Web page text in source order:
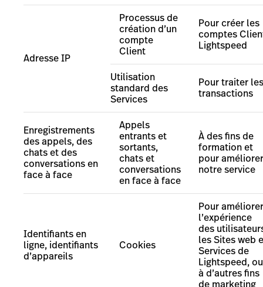
Adresse IP
Processus de
création d’un
compte
Client
Pour créer les
comptes
Lightspeed
Utilisation
standard des
Services
Pour traiter les
transactions
Enregistrements
des appels, des
chats et des
conversations en
face à face
Appels
entrants et
sortants,
chats et
conversations
en face à face
À desfins de
formation et
pour améliorer
notre service
Identifiants en
ligne, identifiants
d’appareils
Cookies
Pour améliorer
l’expérience
des
les Sites web
Services de
Lightspeed,ou
à d’autres fins